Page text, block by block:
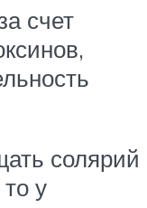
счет
солярий
у